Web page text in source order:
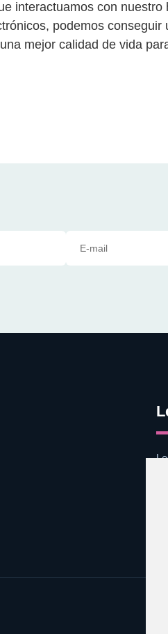
interactuamos con nuestro
podemos conseguir
mejor calidad de vida